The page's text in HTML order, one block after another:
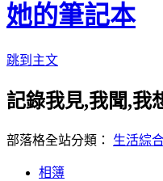
她的筆記本
跳到主文
記錄我見,我聞,我
部落格全站分類： 生活綜
相簿